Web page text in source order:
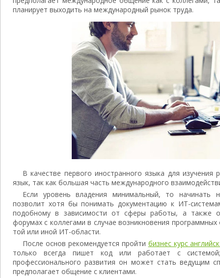
планирует выходить на международный рынок труда.
В качестве первого иностранного языка для изучения
язык, так как большая часть международного
Если уровень владения минимальный, то
позволит хотя бы понимать документацию к ИТ-
подобному в зависимости от сферы работы, а также
форумах с коллегами в случае возникновения
той или иной ИТ-области.
После основ рекомендуется пройти бизнес курс
только всегда пишет код или работает с
профессионального развития он может стать ведущим
предполагает общение с клиентами.